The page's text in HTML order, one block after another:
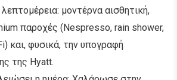
μοντέρνα αισθητική,
παροχές (Nespresso, rain shower,
και, φυσικά, την υπογραφή
της Hyatt.